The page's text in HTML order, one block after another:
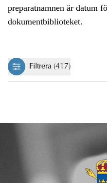
preparatnamnen är datum
dokumentbiblioteket.
Filtrera (417)